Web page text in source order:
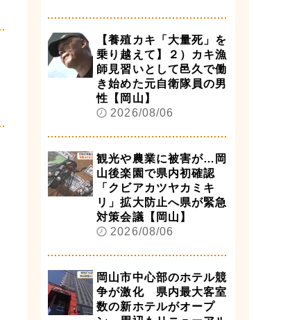
【養殖カキ「大量死」を
乗り越えて】２）カキ漁
師見習いとして邑久で働
き始めた元自衛隊員の男
性【岡山】
2026/08/06
観光や農業に被害が…岡
山後楽園で県内初確認
「クビアカツヤカミキ
リ」拡大防止へ県が緊急
対策会議【岡山】
2026/08/06
岡山市中心部のホテル競
争が激化 県内最大客室
数の新ホテルがオープ